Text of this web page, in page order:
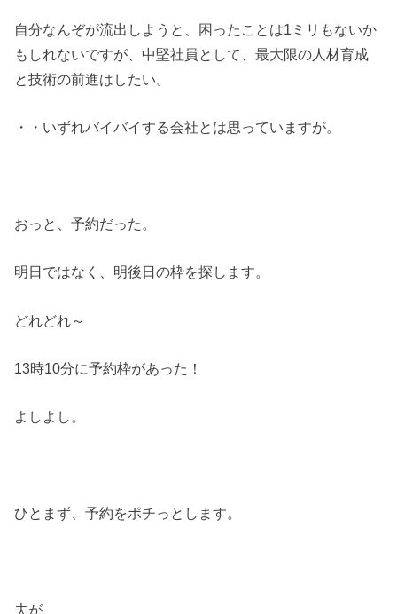
自分なんぞが流出しようと、困ったことは1ミリもないか
もしれないですが、中堅社員として、最大限の人材育成
と技術の前進はしたい。
・・いずれバイバイする会社とは思っていますが。
おっと、予約だった。
明日ではなく、明後日の枠を探します。
どれどれ～
13時10分に予約枠があった！
よしよし。
ひとまず、予約をポチっとします。
夫が、